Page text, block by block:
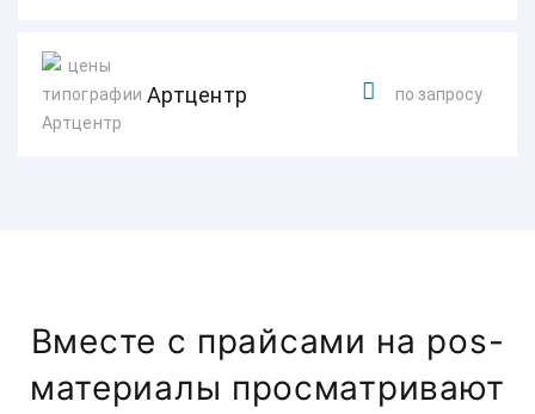
Артцентр по запросу
Вместе с прайсами на pos-
материалы просматривают